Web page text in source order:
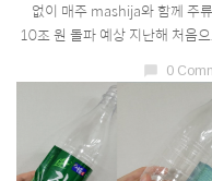
없이 매주 mashija와 함께 주
10조 원 돌파 예상 지난해 처음
0